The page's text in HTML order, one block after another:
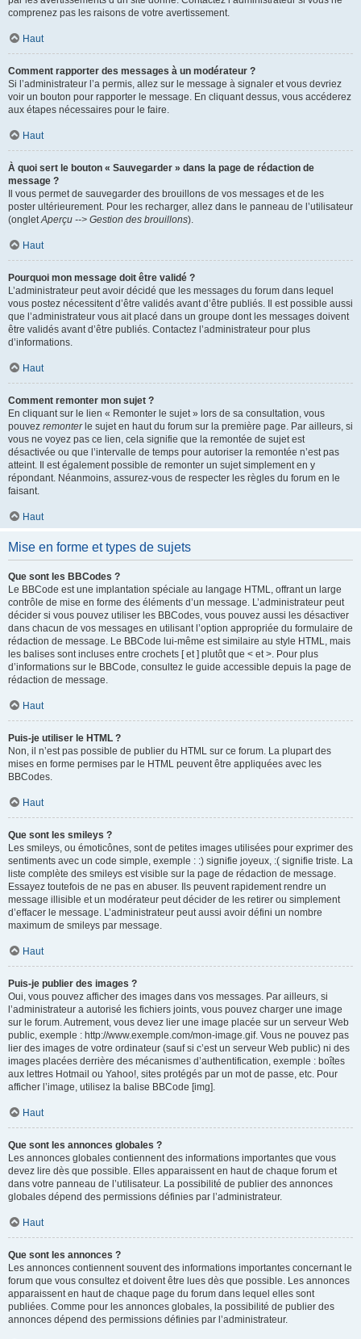
comprenez pas les raisons de votre avertissement.
Haut
Comment rapporter des messages à un modérateur ?
Si l’administrateur l’a permis, allez sur le message à signaler et vous devriez
voir un bouton pour rapporter le message. En cliquant dessus, vous accéderez
aux étapes nécessaires pour le faire.
Haut
À quoi sert le bouton « Sauvegarder » dans la page de rédaction de
message ?
Il vous permet de sauvegarder des brouillons de vos messages et de les
poster ultérieurement. Pour les recharger, allez dans le panneau de l’utilisateur
(ongletAperçu --> Gestion des brouillons).
Haut
Pourquoi mon message doit être validé ?
L’administrateur peut avoir décidé que les messages du forum dans lequel
vous postez nécessitent d’être validés avant d’être publiés. Il est possible aussi
que l’administrateur vous ait placé dans un groupe dont les messages doivent
être validés avant d’être publiés. Contactez l’administrateur pour plus
d’informations.
Haut
Comment remonter mon sujet ?
En cliquant sur le lien « Remonter le sujet » lors de sa consultation, vous
pouvez remonterle sujet en haut du forum sur la première page. Par ailleurs, si
vous ne voyez pas ce lien, cela signifie que la remontée de sujet est
désactivée ou que l’intervalle de temps pour autoriser la remontée n’est pas
atteint. Il est également possible de remonter un sujet simplement en y
répondant. Néanmoins, assurez-vous de respecter les règles du forum en le
faisant.
Haut
Mise en forme et types de sujets
Que sont les BBCodes ?
Le BBCode est une implantation spéciale au langage HTML, offrant un large
contrôle de mise en forme des éléments d’un message. L’administrateur peut
décider si vous pouvez utiliser les BBCodes, vous pouvez aussi les désactiver
dans chacun de vos messages en utilisant l’option appropriée du formulaire de
rédaction de message. Le BBCode lui-même est similaire au style HTML, mais
les balises sont incluses entre crochets [ et ] plutôt que < et >. Pour plus
d’informations sur le BBCode, consultez le guide accessible depuis la page de
rédaction de message.
Haut
Puis-je utiliser le HTML ?
Non, il n’est pas possible de publier du HTML sur ce forum. La plupart des
mises en forme permises par le HTML peuvent être appliquées avec les
BBCodes.
Haut
Que sont les smileys ?
Les smileys, ou émoticônes, sont de petites images utilisées pour exprimer des
sentiments avec un code simple, exemple : :) signifie joyeux, :( signifie triste. La
liste complète des smileys est visible sur la page de rédaction de message.
Essayez toutefois de ne pas en abuser. Ils peuvent rapidement rendre un
message illisible et un modérateur peut décider de les retirer ou simplement
d’effacer le message. L’administrateur peut aussi avoir défini un nombre
maximum de smileys par message.
Haut
Puis-je publier des images ?
Oui, vous pouvez afficher des images dans vos messages. Par ailleurs, si
l’administrateur a autorisé les fichiers joints, vous pouvez charger une image
sur le forum. Autrement, vous devez lier une image placée sur un serveur Web
public, exemple : http://www.exemple.com/mon-image.gif. Vous ne pouvez pas
lier des images de votre ordinateur (sauf si c’est un serveur Web public) ni des
images placées derrière des mécanismes d’authentification, exemple : boîtes
aux lettres Hotmail ou Yahoo!, sites protégés par un mot de passe, etc. Pour
afficher l’image, utilisez la balise BBCode [img].
Haut
Que sont les annonces globales ?
Les annonces globales contiennent des informations importantes que vous
devez lire dès que possible. Elles apparaissent en haut de chaque forum et
dans votre panneau de l’utilisateur. La possibilité de publier des annonces
globales dépend des permissions définies par l’administrateur.
Haut
Que sont les annonces ?
Les annonces contiennent souvent des informations importantes concernant le
forum que vous consultez et doivent être lues dès que possible. Les annonces
apparaissent en haut de chaque page du forum dans lequel elles sont
publiées. Comme pour les annonces globales, la possibilité de publier des
annonces dépend des permissions définies par l’administrateur.